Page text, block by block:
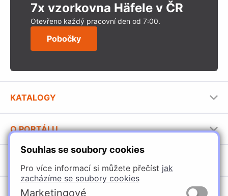
Souhlas se soubory cookies
Pro více informací si můžete přečíst jak
zacházíme se soubory cookies
Marketingové
7x vzorkovna Häfele v ČR
Otevřeno každý pracovní den od 7:00.
Pobočky
KATALOGY
Stavební katalog Häfele
Brožury Häfele
O PORTÁLU
Provozovatel portálu
Jak používat portál
Úchytky
POBOČKY